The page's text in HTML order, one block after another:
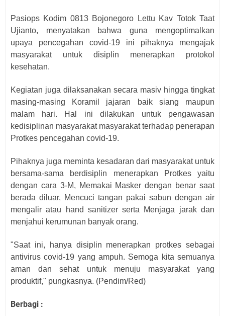
Pasiops Kodim 0813 Bojonegoro Lettu Kav Totok Taat
Ujianto, menyatakan bahwa guna mengoptimalkan
upaya pencegahan covid-19 ini pihaknya mengajak
masyarakat untuk disiplin menerapkan protokol
kesehatan.
Kegiatan juga dilaksanakan secara masiv hingga tingkat
masing-masing Koramil jajaran baik siang maupun
malam hari. Hal ini dilakukan untuk pengawasan
kedisiplinan masyarakat masyarakat terhadap penerapan
Protkes pencegahan covid-19.
Pihaknya juga meminta kesadaran dari masyarakat untuk
bersama-sama berdisiplin menerapkan Protkes yaitu
dengan cara 3-M, Memakai Masker dengan benar saat
berada diluar, Mencuci tangan pakai sabun dengan air
mengalir atau hand sanitizer serta Menjaga jarak dan
menjahui kerumunan banyak orang.
"Saat ini, hanya disiplin menerapkan protkes sebagai
antivirus covid-19 yang ampuh. Semoga kita semuanya
aman dan sehat untuk menuju masyarakat yang
produktif," pungkasnya. (Pendim/Red)
Berbagi :